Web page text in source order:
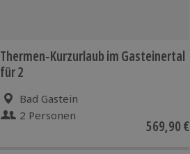
Thermen-Kurzurlaub im Gasteinertal
für 2
Bad Gastein
2 Personen
569,90 €